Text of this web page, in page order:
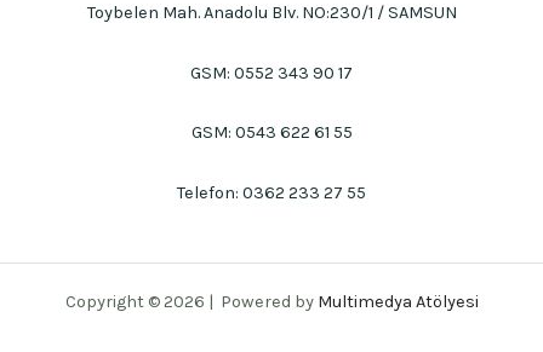
Toybelen Mah. Anadolu Blv. NO:230/1 / SAMSUN
GSM: 0552 343 90 17
GSM: 0543 622 61 55
Telefon: 0362 233 27 55
Copyright © 2026 | Powered by Multimedya Atölyesi